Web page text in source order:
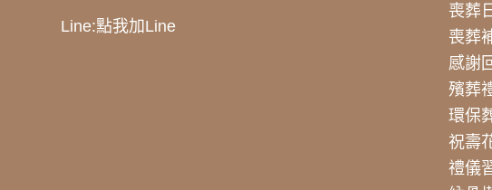
Line:點我加Line
喪葬
喪葬
感謝
殯葬
環保
祝壽
禮儀